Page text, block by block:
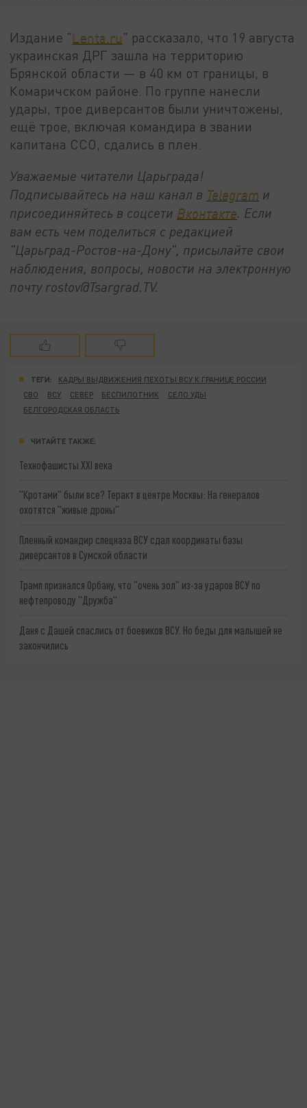
Издание "Lenta.ru" рассказало, что 19 августа
украинская ДРГ зашла на территорию
Брянской области — в 40 км от границы, в
Комаричском районе. По группе нанесли
удары, трое диверсантов были уничтожены,
ещё трое, включая командира в звании
капитана ССО, сдались в плен.
Уважаемые читатели Царьграда!
Подписывайтесь на наш канал в Telegram и
присоединяйтесь в соцсети Вконтакте. Если
вам есть чем поделиться с редакцией
"Царьград-Ростов-на-Дону", присылайте свои
наблюдения, вопросы, новости на электронную
почту rostov@Tsargrad.ТV.
ТЕГИ:
КАДРЫ ВЫДВИЖЕНИЯ ПЕХОТЫ ВСУ К ГРАНИЦЕ РОССИИ
СВО
ВСУ СЕВЕР БЕСПИЛОТНИК
СЕЛО УДЫ
БЕЛГОРОДСКАЯ ОБЛАСТЬ
ЧИТАЙТЕ ТАКЖЕ:
Технофашисты XXI века
"Кротами" были все? Теракт в центре Москвы: На генералов
охотятся "живые дроны"
Пленный командир спецназа ВСУ сдал координаты базы
диверсантов в Сумской области
Трамп признался Орбану, что "очень зол" из-за ударов ВСУ по
нефтепроводу "Дружба"
Даня с Дашей спаслись от боевиков ВСУ. Но беды для малышей не
закончились